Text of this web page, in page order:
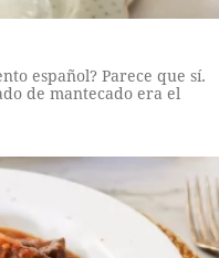
español? Parece que sí.
de mantecado era el